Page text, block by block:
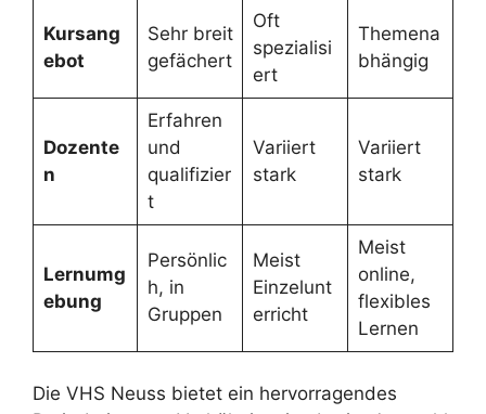
Kursang
ebot
Sehr breit
gefächert
Oft
spezialisi
ert
Themena
bhängig
Dozente
n
Erfahren
und
qualifizier
t
Variiert
stark
Variiert
stark
Lernumg
ebung
Persönlic
h, in
Gruppen
Meist
Einzelunt
erricht
Meist
online,
flexibles
Lernen
Die VHS Neuss bietet ein hervorragendes